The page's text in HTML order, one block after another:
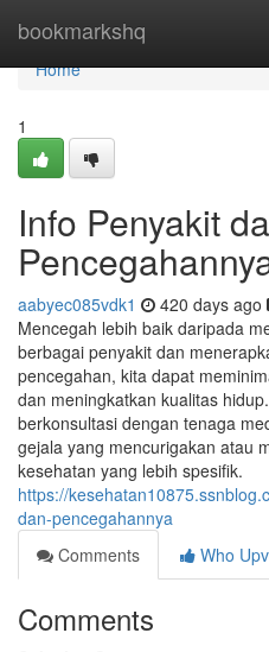
bookmarkshq
Home
Home
1
Info Penyakit
aabyec085vdk1 420 days ago
Mencegah lebih baik daripada
berbagai penyakit dan
pencegahan, kita dapat
dan meningkatkan kualitas
berkonsultasi dengan tenaga
gejala yang mencurigakan atau
kesehatan yang lebih spesifik.
https://
dan-pencegahannya
Comments
Who
Comments